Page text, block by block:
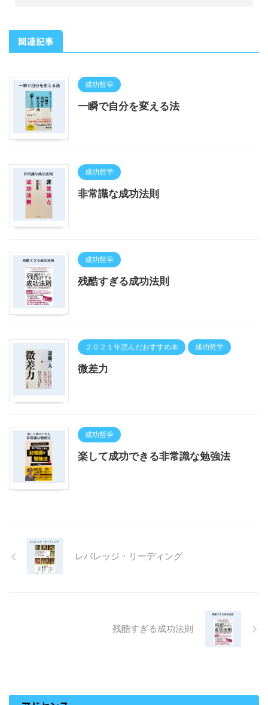
関連記事
成功哲学
一瞬で自分を変える法
成功哲学
非常識な成功法則
成功哲学
残酷すぎる成功法則
２０２１年読んだおすすめ本 成功哲学
微差力
成功哲学
楽して成功できる非常識な勉強法
レバレッジ・リーディング
残酷すぎる成功法則